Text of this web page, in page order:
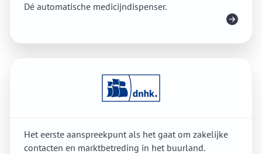
Dé automatische medicijndispenser.
Het eerste aanspreekpunt als het gaat om zakelijke
contacten en marktbetreding in het buurland.